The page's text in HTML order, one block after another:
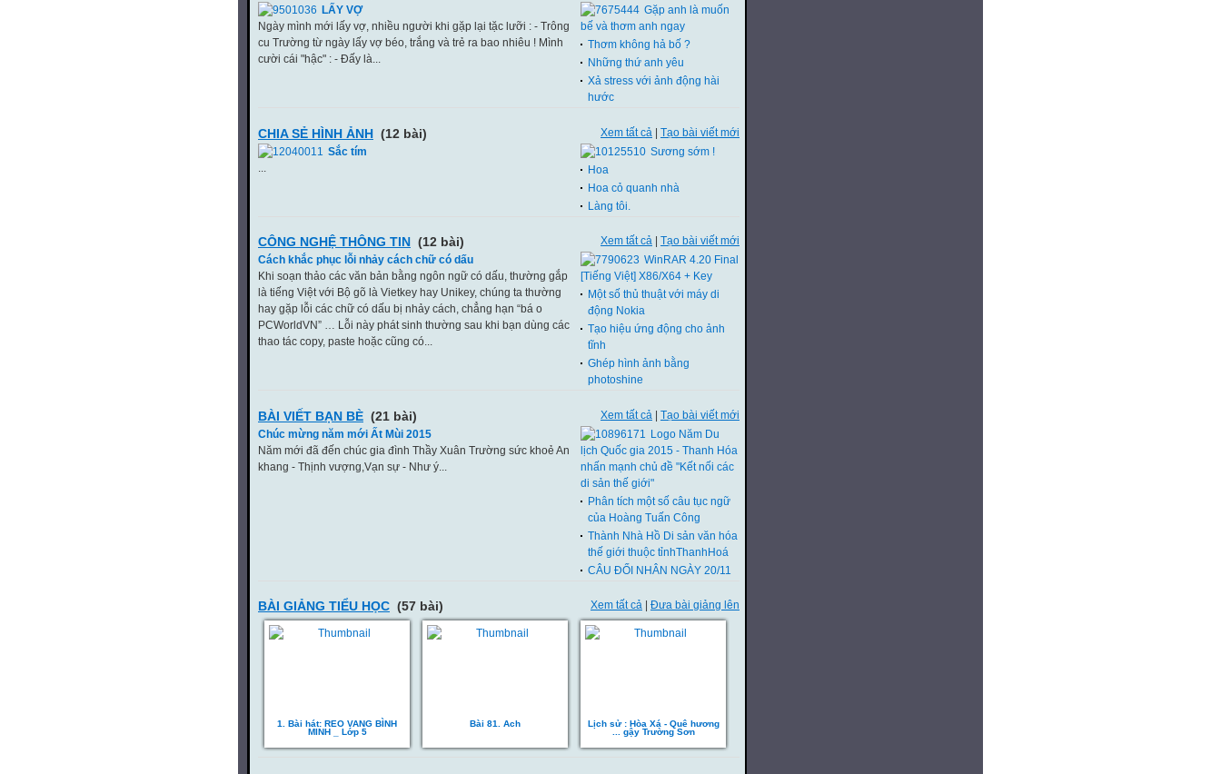
LẤY VỢ
Ngày mình mới lấy vợ, nhiều người khi gặp lại tặc lưỡi : - Trông
cu Trường từ ngày lấy vợ béo, trắng và trẻ ra bao nhiêu ! Mình
cười cái "hậc" : - Đấy là...
Gặp anh là muốn
bế và thơm anh ngay
Thơm không hả bố ?
Những thứ anh yêu
Xả stress với ảnh động hài
hước
Xem tất cả | Tạo bài viết mới
CHIA SẺ HÌNH ẢNH (12 bài)
Sắc tím
Sương sớm !
Hoa
Hoa cỏ quanh nhà
Làng tôi.
Xem tất cả Tạo bài viết mới
CÔNG NGHỆ THÔNG TIN (12 bài)
Cách khắc phục lỗi nhảy cách chữ có dấu
Khi soạn thảo các văn bản bằng ngôn ngữ có dấu, thường gắp
là tiếng Việt với Bộ gõ là Vietkey hay Unikey, chúng ta thường
hay gặp lỗi các chữ có dấu bị nhảy cách, chẳng hạn “bá o
PCWorldVN” … Lỗi này phát sinh thường sau khi bạn dùng các
thao tác copy, paste hoặc cũng có...
WinRAR 4.20 Final
[Tiếng Việt] X86/X64 + Key
Một số thủ thuật với máy di
động Nokia
Tạo hiệu ứng động cho ảnh
tĩnh
Ghép hình ảnh bằng
photoshine
Xem tất cả | Tạo bài viết mới
BÀI VIẾT BẠN BÈ (21 bài)
Chúc mừng năm mới Ất Mùi 2015
Năm mới đã đến chúc gia đình Thầy Xuân Trường sức khoẻ An
khang - Thịnh vượng,Vạn sự - Như ý...
Logo Năm Du
lịch Quốc gia 2015 - Thanh Hóa
nhấn mạnh chủ đề "Kết nối các
di sản thế giới"
Phân tích một số câu tục ngữ
của Hoàng Tuấn Công
Thành Nhà Hồ Di sản văn hóa
thế giới thuộc tỉnhThanhHoá
CÂU ĐỐI NHÂN NGÀY 20/11
Xem tất cả Đưa bài giảng lên
BÀI GIẢNG TIỂU HỌC (57 bài)
1. Bài hát: REO VANG BÌNH
MINH _ Lớp 5
Bài 81. Ach
Lịch sử : Hòa Xá - Quê hương
... gậy Trường Sơn